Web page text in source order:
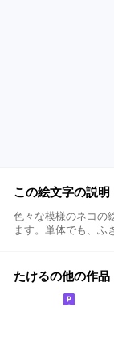
この絵文字の説明
色々な模様のネコの
ます。単体でも、ふ
たけるの他の作品